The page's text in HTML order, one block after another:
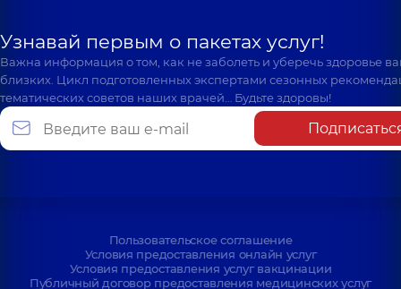
Узнавай первым о пакетах услуг!
Важна информация о том, как не заболеть и уберечь здоровье
близких. Цикл подготовленных экспертами сезонных
тематических советов наших врачей… Будьте здоровы!
Пользовательское соглашение
Условия предоставления онлайн услуг
Условия предоставления услуг вакцинации
Публичный договор предоставления медицинских услуг